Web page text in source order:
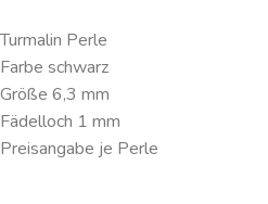
Turmalin Perle
Farbe schwarz
Größe 6,3 mm
Fädelloch 1 mm
Preisangabe je Perle